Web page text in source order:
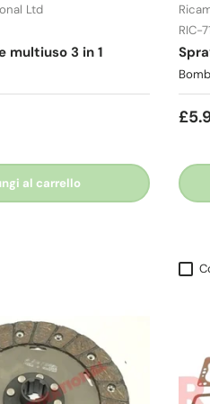
Ltd
multiuso 3 in 1
al carrello
RIC-